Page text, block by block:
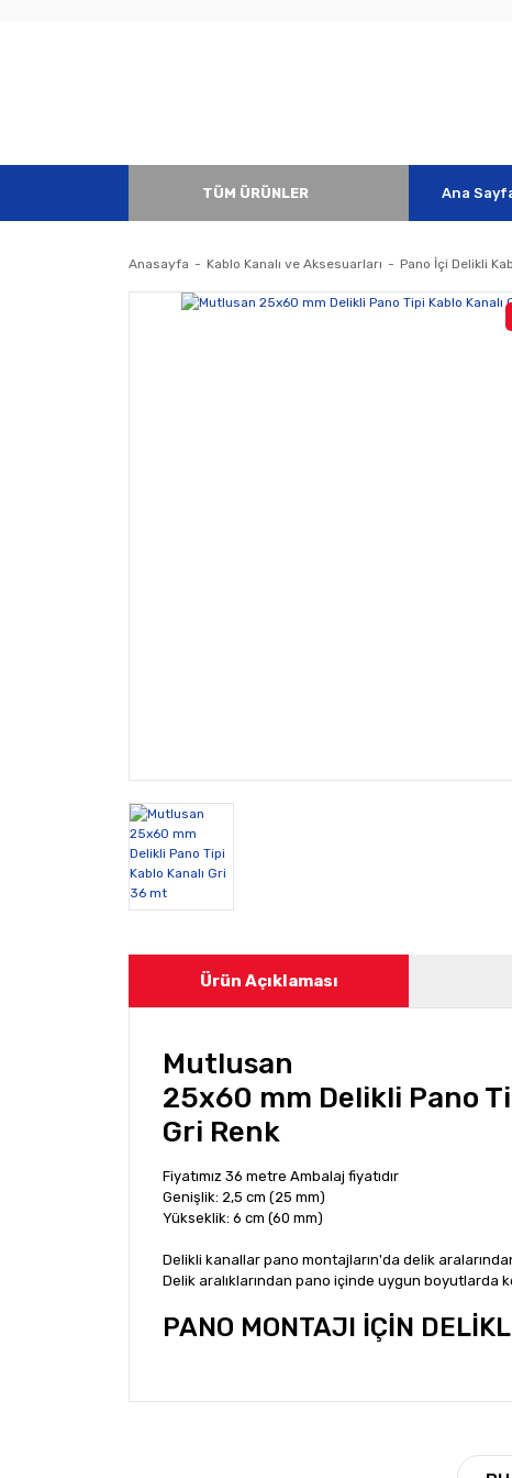
TÜM ÜRÜNLER Ana
Anasayfa Kablo Kanalı ve Aksesuarları Pano İçi Delikli
Ürün Açıklaması
Mutlusan
25x60 mm Delikli Pano
Gri Renk
Fiyatımız 36 metre Ambalaj fiyatıdır
Genişlik: 2,5 cm (25 mm)
Yükseklik: 6 cm (60 mm)
Delikli kanallar pano montajların'da delik
Delik aralıklarından pano içinde uygun boyutlarda
PANO MONTAJI İÇİN
Bu ürünün fiyat bilgisi, resim, ürün